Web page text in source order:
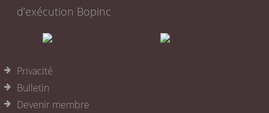
d’exécution Bopinc
Privacité
Bulletin
Devenir membre